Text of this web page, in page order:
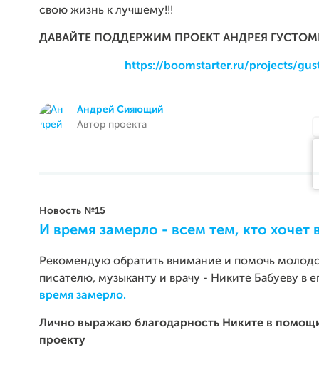
свою жизнь к лучшему!!!
ДАВАЙТЕ ПОДДЕРЖИМ ПРОЕКТ АНДРЕЯ
https://boomstarter.ru/projects/
Андрей Сияющий
Автор проекта
Новость №15
И время замерло - всем тем, кто хочет
Рекомендую обратить внимание и помочь
писателю, музыканту и врачу - Никите Бабуеву в
время замерло.
Лично выражаю благодарность Никите в
проекту